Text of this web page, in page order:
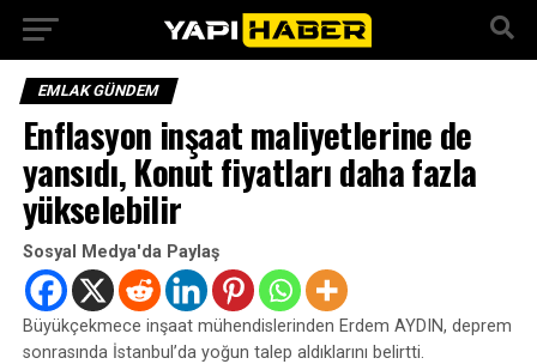
EMLAK GÜNDEM
Enflasyon inşaat maliyetlerine de
yansıdı, Konut fiyatları daha fazla
yükselebilir
Sosyal Medya'da Paylaş
Büyükçekmece inşaat mühendislerinden Erdem AYDIN, deprem
sonrasında İstanbul’da yoğun talep aldıklarını belirtti.